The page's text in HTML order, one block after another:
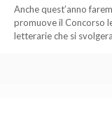
Anche quest’anno
promuove il Concorso
letterarie che si